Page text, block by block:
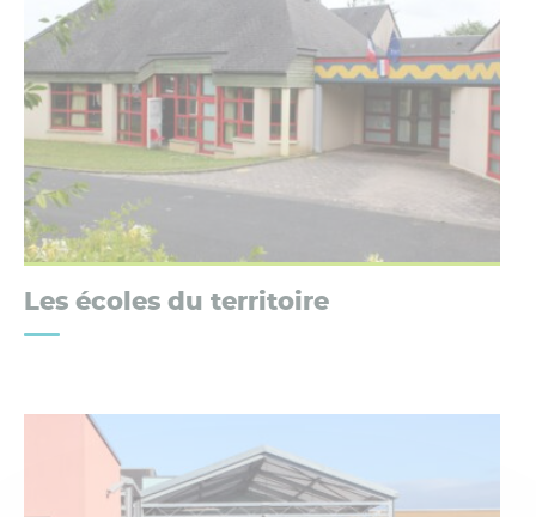
Les écoles du territoire